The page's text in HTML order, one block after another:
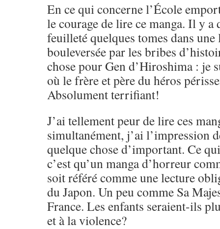
En ce qui concerne l’École
le courage de lire ce manga. Il y a
feuilleté quelques tomes dans
bouleversée par les bribes
chose pour Gen d’Hiroshima : je
où le frère et père du héros
Absolument terrifiant!
J’ai tellement peur de lire ces
simultanément, j’ai l’impression
quelque chose d’important. Ce
c’est qu’un manga d’horreur
soit référé comme une lecture
du Japon. Un peu comme Sa
France. Les enfants seraient-ils
et à la violence?